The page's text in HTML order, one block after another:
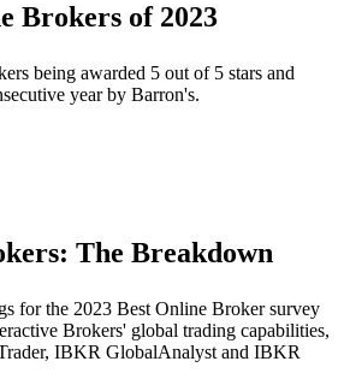
Brokers of 2023
being awarded 5 out of 5 stars and
year by Barron's.
The Breakdown
for the 2023 Best Online Broker survey
Brokers' global trading capabilities,
IBKR GlobalAnalyst and IBKR